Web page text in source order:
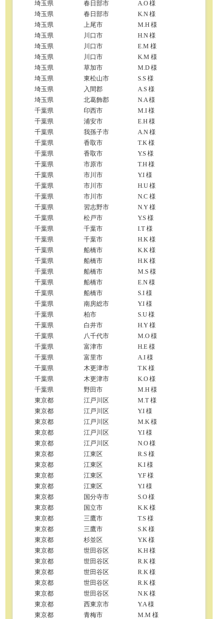
埼玉県 春日部市
A.O 様
埼玉県
春日部市
K.N 様
埼玉県
上尾市
M.H 様
埼玉県
川口市
H.N 様
埼玉県
川口市
E.M 様
埼玉県
川口市
K.M 様
埼玉県
草加市
M.D 様
埼玉県
東松山市
S.S 様
埼玉県
入間郡
A.S 様
埼玉県
北葛飾郡
N.A 様
千葉県
印西市
M.I 様
千葉県
浦安市
E.H 様
千葉県
我孫子市
A.N 様
千葉県
香取市
T.K 様
千葉県
香取市
Y.S 様
千葉県
市原市
T.H 様
千葉県
市川市
Y.I 様
千葉県
市川市
H.U 様
千葉県
市川市
N.C 様
千葉県
習志野市
N.Y 様
千葉県
松戸市
Y.S 様
千葉県
千葉市
I.T 様
千葉県
千葉市
H.K 様
千葉県
船橋市
K.K 様
千葉県
船橋市
H.K 様
千葉県
船橋市
M.S 様
千葉県
船橋市
E.N 様
千葉県
船橋市
S.I 様
千葉県
南房総市
Y.I 様
千葉県
柏市
S.U 様
千葉県
白井市
H.Y 様
千葉県
八千代市
M.O 様
千葉県
富津市
H.E 様
千葉県
富里市
A.I 様
千葉県
木更津市
T.K 様
千葉県
木更津市
K.O 様
千葉県
野田市
M.H 様
東京都
江戸川区
M.T 様
東京都
江戸川区
Y.I 様
東京都
江戸川区
M.K 様
東京都
江戸川区
Y.I 様
東京都
江戸川区
N.O 様
東京都
江東区
R.S 様
東京都
江東区
K.I 様
東京都
江東区
Y.F 様
東京都
江東区
Y.I 様
東京都
国分寺市
S.O 様
東京都
国立市
K.K 様
東京都
三鷹市
T.S 様
東京都
三鷹市
S.K 様
東京都
杉並区
Y.K 様
東京都
世田谷区
K.H 様
東京都
世田谷区
R.K 様
東京都
世田谷区
R.K 様
東京都
世田谷区
R.K 様
東京都
世田谷区
N.K 様
東京都
西東京市
Y.A 様
東京都
青梅市
M.M 様